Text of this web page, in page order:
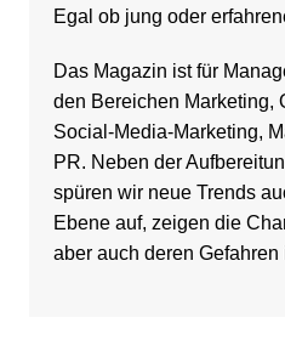
Egal ob jung oder
Das Magazin ist für
den Bereichen Marketing,
Social-Media-Marketing,
PR. Neben der
spüren wir neue Trends
Ebene auf, zeigen die
aber auch deren